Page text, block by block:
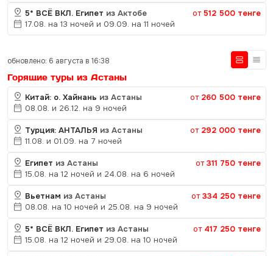
5* ВСЁ ВКЛ. Египет из Актобе от512 500 тенге
17.08. на 13 ночей и 09.09. на 11 ночей
Горящие туры из Астаны
обновлено: 6 августа в 16:38
Китай: о. Хайнань из Астаны от 260 500 тенге
08.08. и 26.12. на 9 ночей
Турция: АНТАЛЬЯ из Астаны от 292 000 тенге
11.08. и 01.09. на 7 ночей
Египет из Астаны от311 750 тенге
15.08. на 12 ночей и 24.08. на 6 ночей
Вьетнам из Астаны от334 250 тенге
08.08. на 10 ночей и 25.08. на 9 ночей
5* ВСЁ ВКЛ. Египет из Астаны от 417 250 тенге
15.08. на 12 ночей и 29.08. на 10 ночей